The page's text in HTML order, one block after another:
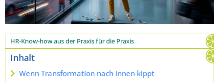
HR-Know-how aus der Praxis für die Praxis
Inhalt
Wenn Transformation nach innen kippt